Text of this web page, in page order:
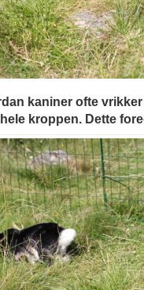
kaniner ofte
kroppen. Dette